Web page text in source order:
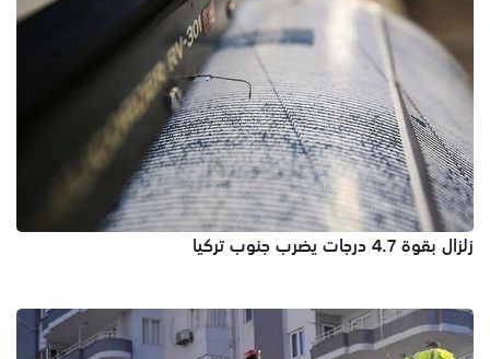
زلزال بقوة 4.7 درجات يضرب جنوب تركيا